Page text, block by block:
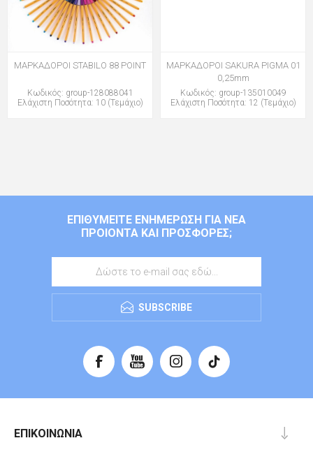
ΜΑΡΚΑΔΟΡΟΙ STABILO 88 POINT
Κωδικός: group-128088041
Ελάχιστη Ποσότητα: 10 (Τεμάχιο)
ΜΑΡΚΑΔΟΡΟΙ SAKURA PIGMA 01
0,25mm
Κωδικός: group-135010049
Ελάχιστη Ποσότητα: 12 (Τεμάχιο)
ΕΠΙΘΥΜΕΊΤΕ ΕΝΗΜΈΡΩΣΗ ΓΙΑ ΝΈΑ
ΠΡΟΙΌΝΤΑ ΚΑΙ ΠΡΟΣΦΟΡΈΣ;
SUBSCRIBE
ΕΠΙΚΟΙΝΩΝΊΑ